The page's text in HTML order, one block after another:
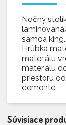
Nočný
samoa
Hrúbka
materiálu
materiálu
priestoru
demonte.
Súvisiace